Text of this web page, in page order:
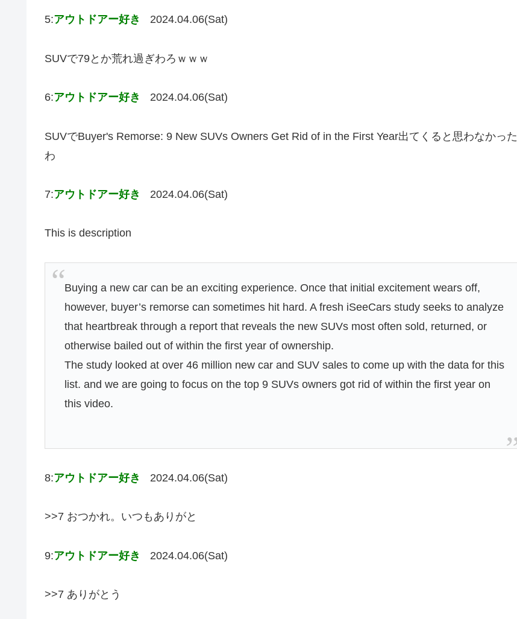
5:アウトドアー好き 2024.04.06(Sat)
SUVで79とか荒れ過ぎわろｗｗｗ
6:アウトドアー好き 2024.04.06(Sat)
SUVでBuyer's Remorse: 9 New SUVs Owners Get Rid of in the First Year出てくると思わなかった
わ
7:アウトドアー好き 2024.04.06(Sat)
This is description
Buying a new car can be an exciting experience. Once that initial excitement wears off,
however, buyer’s remorse can sometimes hit hard. A fresh iSeeCars study seeks to analyze
that heartbreak through a report that reveals the new SUVs most often sold, returned, or
otherwise bailed out of within the first year of ownership.
The study looked at over 46 million new car and SUV sales to come up with the data for this
list. and we are going to focus on the top 9 SUVs owners got rid of within the first year on
this video.
8:アウトドアー好き 2024.04.06(Sat)
>>7 おつかれ。いつもありがと
9:アウトドアー好き 2024.04.06(Sat)
>>7 ありがとう